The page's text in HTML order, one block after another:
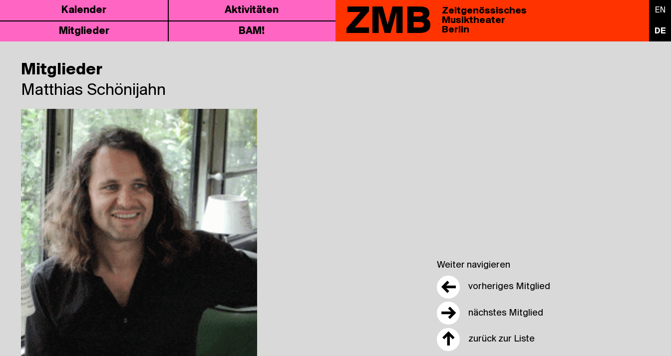
Kalen­der
Akti­vi­tä­ten
Mit­glie­der
BAM!
EN
DE
ZMB
Zeitgenössisches
Musiktheater
Berlin
Weiter navigieren
← vorheriges Mitglied
→ nächstes Mitglied
↑ zurück zur Liste
Mitglieder
Mat­thi­as Schönijahn